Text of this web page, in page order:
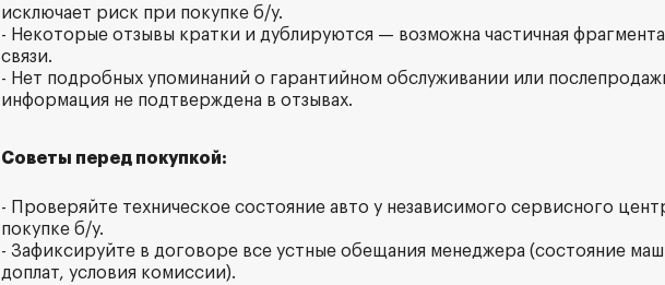
исключает риск при покупке б/у.
- Некоторые отзывы кратки и дублируются — возможна частичная
связи.
- Нет подробных упоминаний о гарантийном обслуживании или
информация не подтверждена в отзывах.
Советы перед покупкой:
- Проверяйте техническое состояние авто у независимого сервисного
покупке б/у.
- Зафиксируйте в договоре все устные обещания менеджера (состояние
доплат, условия комиссии).